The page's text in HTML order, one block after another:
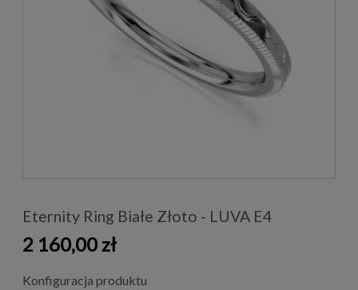
Eternity Ring Białe Złoto - LUVA E4
2 160,00 zł
Konfiguracja produktu